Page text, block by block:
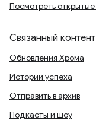
Посмотреть
Связанный контент
Обновления Хрома
Истории успеха
Отправить в архив
Подкасты и шоу